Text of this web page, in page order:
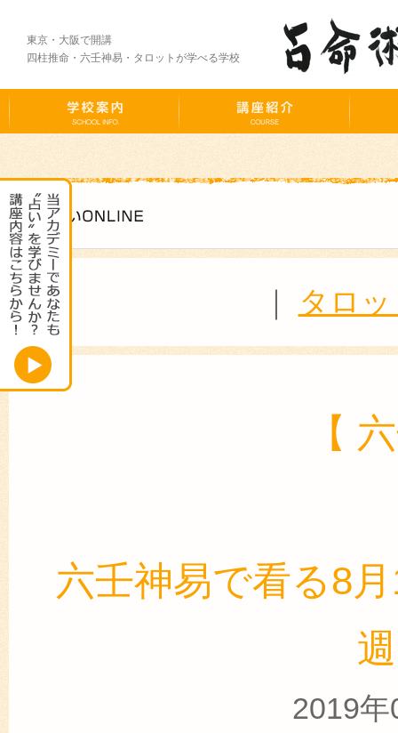
東京・大阪で開講
四柱推命・六壬神易・タロットが学べる学校
｜ タロ
【
六壬神易で看る8
2019